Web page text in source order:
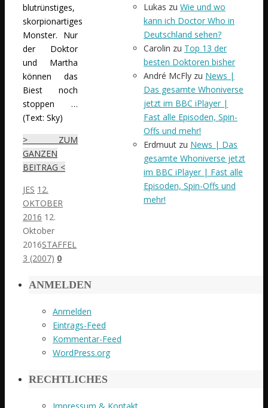
blutrünstiges,
skorpionartiges
Monster. Nur
der Doktor
und Martha
können das
Biest noch
stoppen …
(Text: Sky)
> ZUM
GANZEN
BEITRAG <
JES 12.
OKTOBER
2016 12.
Oktober
2016STAFFEL
3 (2007) 0
Lukas zu Wie und wo
kann ich Doctor Who in
Deutschland sehen?
Carolin zu Top 13 der
besten Doktoren bisher
André McFly zu News |
Das gesamte Whoniverse
jetzt im BBC iPlayer |
Fast alle Episoden, Spin-
Offs und mehr!
Erdmuut zu News | Das
gesamte Whoniverse jetzt
im BBC iPlayer | Fast alle
Episoden, Spin-Offs und
mehr!
ANMELDEN
Anmelden
Eintrags-Feed
Kommentar-Feed
WordPress.org
RECHTLICHES